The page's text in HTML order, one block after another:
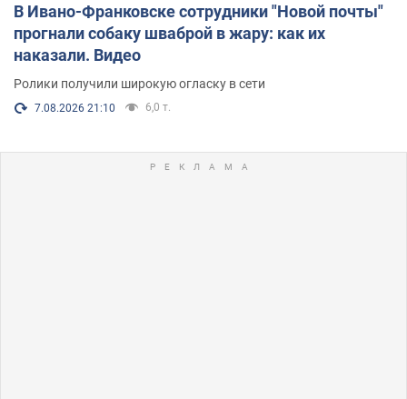
В Ивано-Франковске сотрудники "Новой почты"
прогнали собаку шваброй в жару: как их
наказали. Видео
Ролики получили широкую огласку в сети
7.08.2026 21:10 6,0 т.